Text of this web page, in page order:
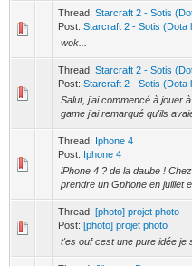
Thread: Starcraft 2 - Sotis
Post: Starcraft 2 - Sotis (Dota
wok...
Thread: Starcraft 2 - Sotis
Post: Starcraft 2 - Sotis (Dota
Salut, j'ai commencé à jouer
game j'ai remarqué qu'ils
Thread: Iphone 4
Post: Iphone 4
iPhone 4 ? de la daube !
prendre un Gphone en juillet
Thread: [photo] projet photo
Post: [photo] projet photo
t'es ouf cest une pure idée je